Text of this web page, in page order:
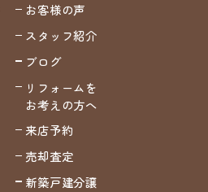
お客様の声
スタッフ紹介
ブログ
リフォームを
お考えの方へ
来店予約
売却査定
新築戸建分譲